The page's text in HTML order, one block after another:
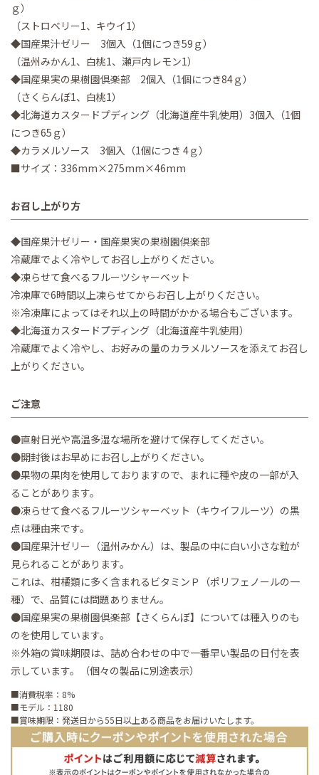
ｇ）
（ストロベリー1、キウイ1）
◆国産果汁ゼリー 3個入（1個につき59ｇ）
（温州みかん1、白桃1、瀬戸内レモン1）
◆国産果実の果樹園倶楽部 2個入（1個につき84ｇ）
（さくらんぼ1、白桃1）
◆北海道カスタードプディング（北海道産牛乳使用）3個入（1個
につき65ｇ）
◆カラメルソース 3個入（1個につき 4ｇ）
■サイズ：336mm×275mm×46mm
お召し上がり方
◆国産果汁ゼリー・国産果実の果樹園倶楽部
冷蔵庫でよく冷やしてお召し上がりください。
◆凍らせて食べるフルーツシャーベット
冷凍庫で6時間以上凍らせてからお召し上がりください。
※冷凍庫によってはそれ以上の時間がかかる場合もございます。
◆北海道カスタードプディング（北海道産牛乳使用）
冷蔵庫でよく冷やし、お好みの量のカラメルソースを添えてお召し
上がりください。
ご注意
●直射日光や高温多湿な場所を避けて保存してください。
●開封後はお早めにお召し上がりください。
●果物の果肉を使用しておりますので、まれに種や皮の一部が入
ることがあります。
●凍らせて食べるフルーツシャーベット（キウイフルーツ）の黒
点は種由来です。
●国産果汁ゼリー（温州みかん）は、製品の中に白い小さな粒が
見られることがあります。
これは、柑橘類に多く含まれるビタミンＰ（ポリフェノールの一
種）で、品質には問題ありません。
●国産果実の果樹園倶楽部【さくらんぼ】については種入りのも
のを使用しています。
※外箱の賞味期限は、詰め合わせの中で一番早い製品の日付を表
示しています。（個々の製品に別途表示）
■消費税率：8%
■モデル：1180
■賞味期限：発送日から55日以上ある商品をお届けいたします。